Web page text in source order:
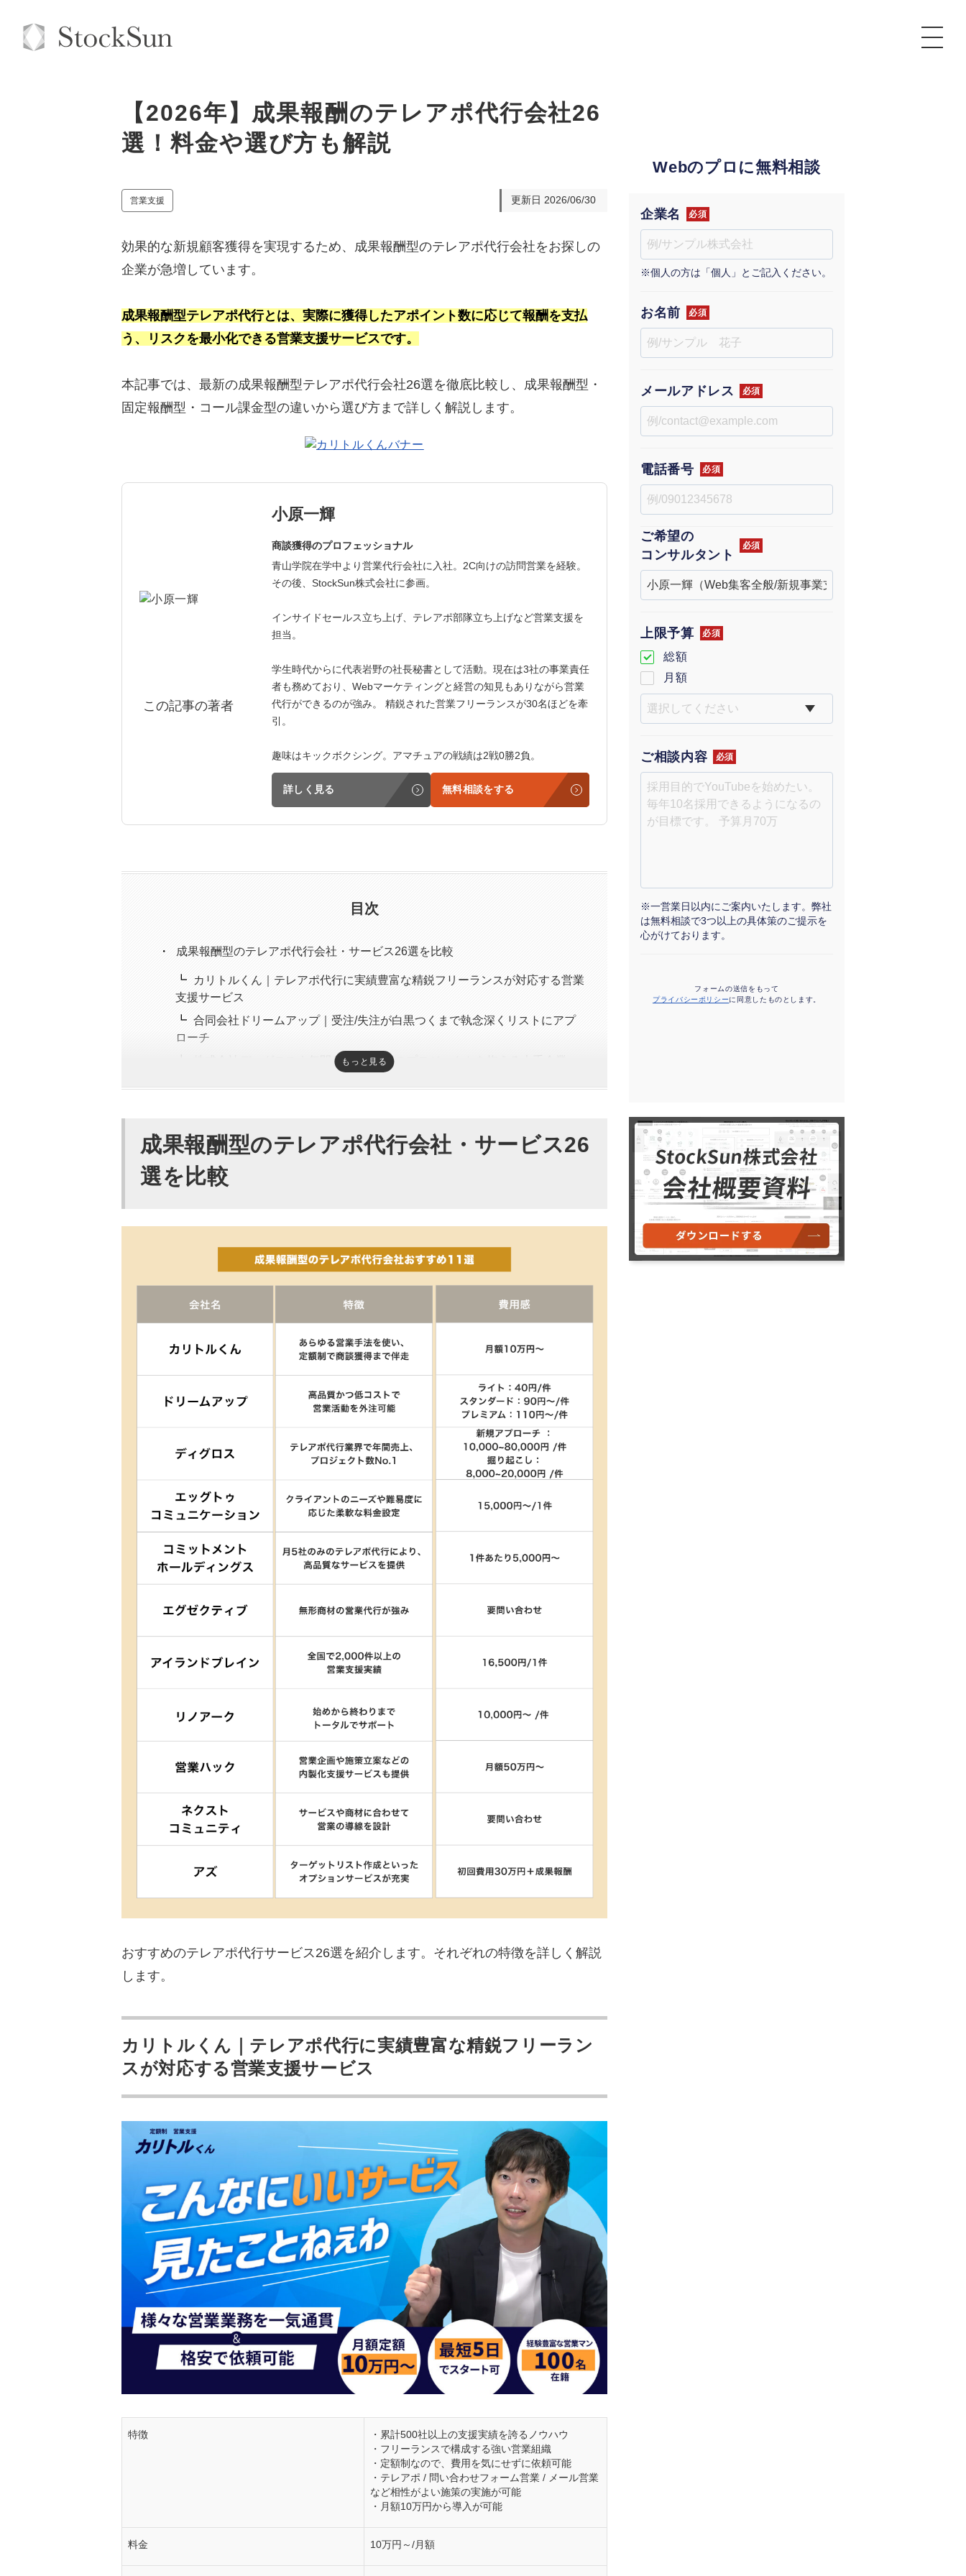
オーダーメイド支援
コンサルタント一覧
品質ガイドライン
社内コンペ
クレーム窓口
定額制営業代行『カリトルくん』
定額制採用代行・RPO『トルトルくん』
営業改善特化の動画制作『動画でカリトルくん』
定額LINE運用代行『LINEマキトルくん』
拡散付1日密着動画制作『まるごと社長』
1本無料で記事を制作『SEOトライアル』
定額制LP制作・改善『最強LP』
採用YouTubeチャンネル構築『トリトル』
実績
料金表
StockSun道場
道場TOP
動画編集
エンジニア
広告運用
YouTubeディレクター
ミッション・ビジョン・バリュー
代表メッセージ（岩野圭佑）
営業
マーケマネージャー
カスタマーサクセスマネージャー
内部監査室長
募集要項一覧
【2026年】成果報酬のテレアポ代行会社26
選！料金や選び方も解説
営業支援 更新日 2026/06/30
効果的な新規顧客獲得を実現するため、成果報酬型のテレアポ代行会社をお探しの
企業が急増しています。
成果報酬型テレアポ代行とは、実際に獲得したアポイント数に応じて報酬を支払
う、リスクを最小化できる営業支援サービスです。
本記事では、最新の成果報酬型テレアポ代行会社26選を徹底比較し、成果報酬型・
固定報酬型・コール課金型の違いから選び方まで詳しく解説します。
この記事の著者
小原一輝
商談獲得のプロフェッショナル
青山学院在学中より営業代行会社に入社。2C向けの訪問営業を経験。
その後、StockSun株式会社に参画。
インサイドセールス立ち上げ、テレアポ部隊立ち上げなど営業支援を
担当。
学生時代からに代表岩野の社長秘書として活動。現在は3社の事業責任
者も務めており、Webマーケティングと経営の知見もありながら営業
代行ができるのが強み。 精鋭された営業フリーランスが30名ほどを牽
引。
趣味はキックボクシング。アマチュアの戦績は2戦0勝2負。
詳しく見る 無料相談をする
目次
成果報酬型のテレアポ代行会社・サービス26選を比較
カリトルくん｜テレアポ代行に実績豊富な精鋭フリーランスが対応する営業
支援サービス
合同会社ドリームアップ｜受注/失注が白黒つくまで執念深くリストにアプ
ローチ
株式会社ディグロス｜年間4,200件以上のプロジェクトを抱える大手企業
株式会社エグゼクティブ｜テレアポ営業から広告運用まで幅広いサービス範
囲
株式会社アイランド・ブレイン｜1件16,500円で完全固定の成果報酬型
株式会社ネクストコミュニティ｜toCのテレアポ営業にも対応可能
株式会社リベラルハーツ｜​営業領域のすべての業務を支援可能
株式会社プロセルトラクション｜先端テクノロジーを活用した営業生産性の
改善が得意
株式会社KMG｜クライアントファーストの営業を軸にサポート
スマートキャンプ株式会社｜課題に応じた営業支援サービスを提供
株式会社フェローズ｜現場の声を分析して課題に沿った営業支援サービスを
提供
株式会社コンフィデンス｜累計1,000社以上で導入された実績を保有
株式会社キャスター｜営業の研修体制が充実
株式会社セレブリックス｜「買わない理由を無くす」をテーマにBtoBの営
DORIRU株式会社｜BtoBかつSaaS系の企業に特化した営業支援サービスを
株式会社soraプロジェクト｜最短3日で開始できるテレアポ代行
テレアポの成果報酬の“罠”について業者目線で暴露します
受託側から成果報酬を提案された案件には要注意
予算と汎用性のある商材ならテレアポ代行の成果報酬型も武器になる
テレアポ代行の成果報酬で売上を伸ばす方法
受託側が本気で売りたくなる商品に仕上げる
成果報酬型のテレアポ代行とは？
成果報酬のテレアポ代行を依頼する3つのメリット
成果報酬のテレアポ代行を依頼する2つのデメリット
代行会社によって成果が変わる
社内にノウハウが蓄積されない
業者と自社の目線が合わない
テレアポ代行サービスの料金の違い
成果報酬型
固定報酬型
コール課金型
成果報酬型のテレアポ代行会社を選ぶ際に確認するべき4つのポイント
代行の内容
実績の豊富さ
成果報酬型テレアポ代行の費用シミュレーション
自社営業チームと成果報酬型代行の費用比較
ROI（投資収益率）の観点からの分析
もっと見る
成果報酬型のテレアポ代行会社・サービス26
選を比較
おすすめのテレアポ代行サービス26選を紹介します。それぞれの特徴を詳しく解説
します。
カリトルくん｜テレアポ代行に実績豊富な精鋭フリーラン
スが対応する営業支援サービス
特徴
・累計500社以上の支援実績を誇るノウハウ
・フリーランスで構成する強い営業組織
・定額制なので、費用を気にせずに依頼可能
・テレアポ / 問い合わせフォーム営業 / メール営業
など相性がよい施策の実施が可能
・月額10万円から導入が可能
料金 10万円～/月額
Webのプロに無料相談
企業名 必須
※個人の方は「個人」とご記入ください。
お名前 必須
メールアドレス 必須
電話番号 必須
ご希望の
コンサルタント
必須
上限予算 必須
総額
月額
ご相談内容 必須
※一営業日以内にご案内いたします。弊社
は無料相談で3つ以上の具体策のご提示を
心がけております。
フォームの送信をもって
プライバシーポリシーに同意したものとします。